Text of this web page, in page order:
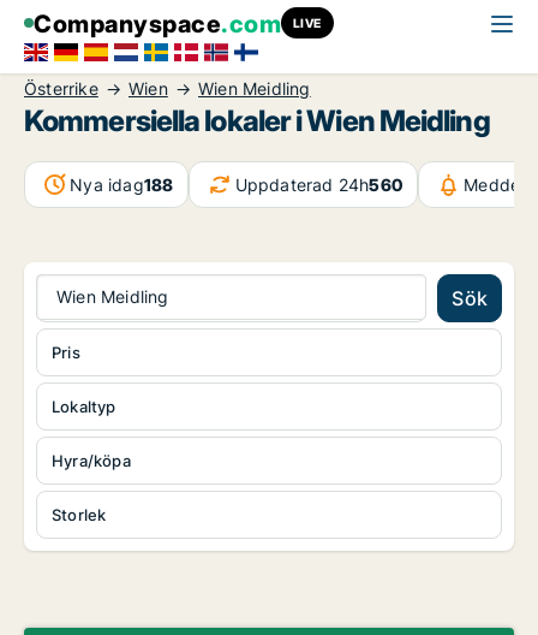
Companyspace.com LIVE
Österrike Wien Wien Meidling
Kommersiella lokaler i Wien Meidling
Nya idag188 Uppdaterad 24h560
Wien Meidling Sök
Lokaltyp
Hyra/köpa
Storlek
Pris